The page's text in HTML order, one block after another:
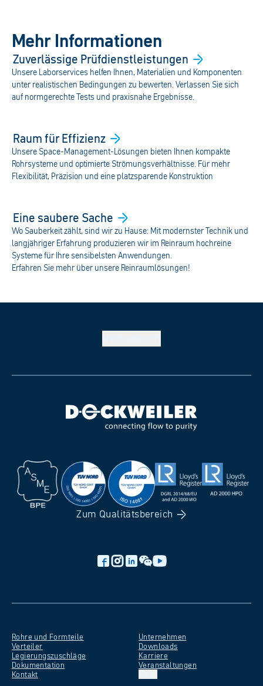
Mehr Informationen
Zuverlässige Prüfdienstleistungen
Unsere Laborservices helfen Ihnen, Materialien und Komponenten
unter realistischen Bedingungen zu bewerten. Verlassen Sie sich
auf normgerechte Tests und praxisnahe Ergebnisse.
Raum fürEffizienz
Unsere Space-Management-Lösungen bieten Ihnen kompakte
Rohrsysteme und optimierte Strömungsverhältnisse. Für mehr
Flexibilität, Präzision und eine platzsparende Konstruktion
Eine saubere Sache
Wo Sauberkeit zählt, sind wir zu Hause: Mit modernster Technik und
langjähriger Erfahrung produzieren wir im Reinraum hochreine
Systeme für Ihre sensibelsten Anwendungen.
Erfahren Sie mehr über unsere Reinraumlösungen!
Zum Qualitätsbereich
Rohre und Formteile
Verteiler
Legierungszuschläge
Dokumentation
Kontakt
Unternehmen
Downloads
Karriere
Veranstaltungen